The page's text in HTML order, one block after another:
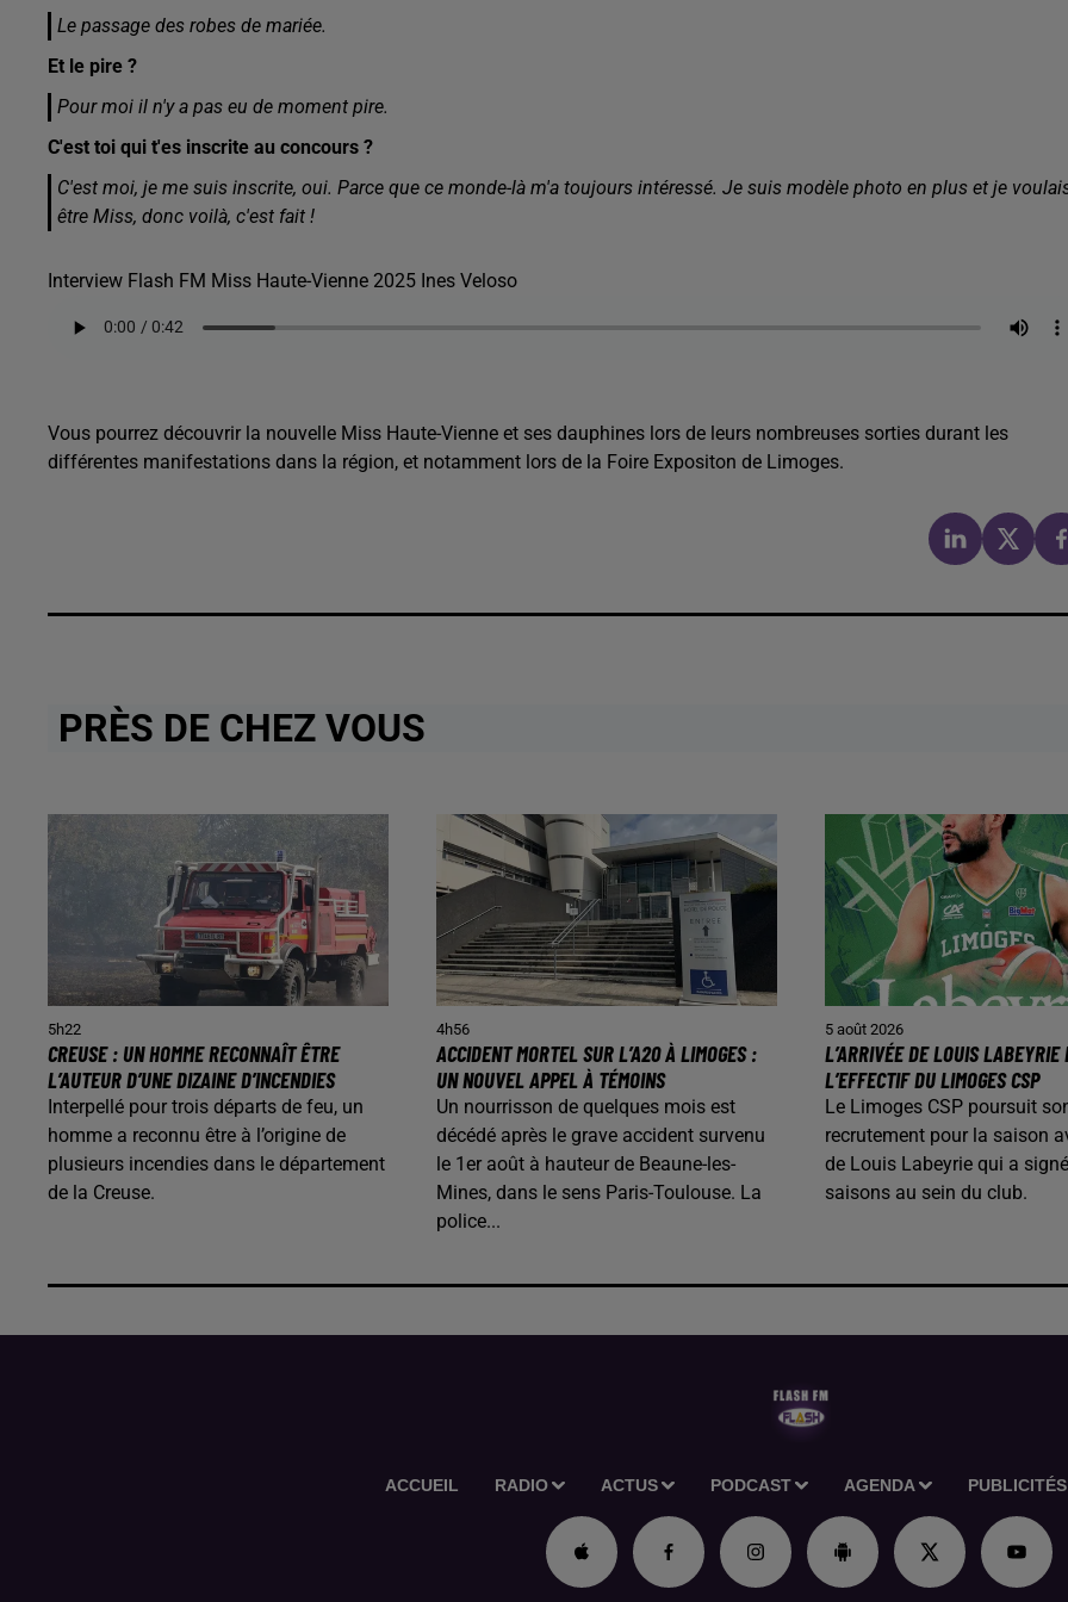
Le passage des robes de mariée.
Et le pire ?
Pour moi il n'y a pas eu de moment pire.
C'est toi qui t'es inscrite au concours ?
C'est moi, je me suis inscrite, oui. Parce que ce monde-là m'a toujours intéressé. Je suis modèle photo en plus et je
être Miss, donc voilà, c'est fait !
Interview Flash FM Miss Haute-Vienne 2025 Ines Veloso
Vous pourrez découvrir la nouvelle Miss Haute-Vienne et ses dauphines lors de leurs nombreuses sorties durant les
différentes manifestations dans la région, et notamment lors de la Foire Expositon de Limoges.
PRÈS DE CHEZ VOUS
5h22
CREUSE : UN HOMME RECONNAÎT ÊTRE
L’AUTEUR D’UNE DIZAINE D’INCENDIES
Interpellé pour trois départs de feu, un
homme a reconnu être à l’origine de
plusieurs incendies dans le département
de la Creuse.
4h56
ACCIDENT MORTEL SUR L’A20 À LIMOGES :
UN NOUVEL APPEL À TÉMOINS
Un nourrisson de quelques mois est
décédé après le grave accident survenu
le 1er août à hauteur de Beaune-les-
Mines, dans le sens Paris-Toulouse. La
police...
5 août 2026
L’ARRIVÉE DE LOUIS LABEYRIE
L’EFFECTIF DU LIMOGES CSP
Le Limoges CSP poursuit
recrutement pour la saison
de Louis Labeyrie qui a
saisons au sein du club.
ACCUEIL RADIO ACTUS PODCAST AGENDA PUBLICITÉS